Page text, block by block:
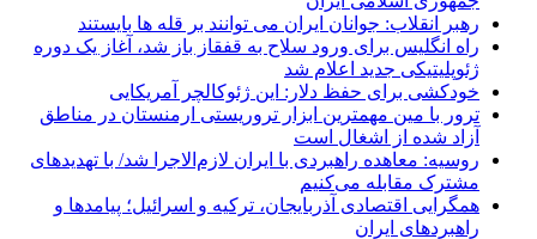
رهبر انقلاب: جوانان ایران می توانند بر قله ها بایستند
راه انگلیس برای ورود سلاح به قفقاز باز شد، آغاز یک دوره
ژئوپلیتیکی جدید اعلام شد
خودکشی برای حفظ دلار: این ژئوکالچر آمریکایی
ترور با مین مهمترین ابزار تروریستی ارمنستان در مناطق
آزاد شده از اشغال است
روسیه: معاهده راهبردی با ایران لازم‌الاجرا شد/ با تهدیدهای
مشترک مقابله می‌کنیم
همگرایی اقتصادی آذربایجان، ترکیه و اسرائیل؛ پیامدها و
راهبردهای ایران